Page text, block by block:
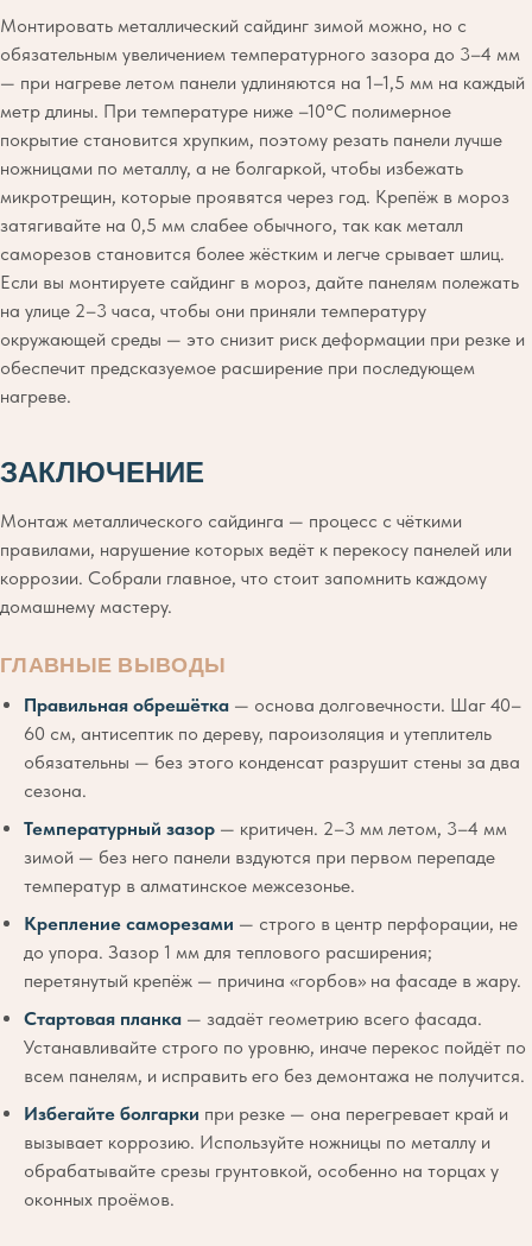
Монтировать металлический сайдинг зимой можно, но с
обязательным увеличением температурного зазора до 3–4 мм
— при нагреве летом панели удлиняются на 1–1,5 мм на каждый
метр длины. При температуре ниже –10°C полимерное
покрытие становится хрупким, поэтому резать панели лучше
ножницами по металлу, а не болгаркой, чтобы избежать
микротрещин, которые проявятся через год. Крепёж в мороз
затягивайте на 0,5 мм слабее обычного, так как металл
саморезов становится более жёстким и легче срывает шлиц.
Если вы монтируете сайдинг в мороз, дайте панелям полежать
на улице 2–3 часа, чтобы они приняли температуру
окружающей среды — это снизит риск деформации при резке и
обеспечит предсказуемое расширение при последующем
нагреве.
ЗАКЛЮЧЕНИЕ
Монтаж металлического сайдинга — процесс с чёткими
правилами, нарушение которых ведёт к перекосу панелей или
коррозии. Собрали главное, что стоит запомнить каждому
домашнему мастеру.
ГЛАВНЫЕ ВЫВОДЫ
Правильная обрешётка — основа долговечности. Шаг 40–
60 см, антисептик по дереву, пароизоляция и утеплитель
обязательны — без этого конденсат разрушит стены за два
сезона.
Температурный зазор — критичен. 2–3 мм летом, 3–4 мм
зимой — без него панели вздуются при первом перепаде
температур в алматинское межсезонье.
Крепление саморезами — строго в центр перфорации, не
до упора. Зазор 1 мм для теплового расширения;
перетянутый крепёж — причина «горбов» на фасаде в жару.
Стартовая планка — задаёт геометрию всего фасада.
Устанавливайте строго по уровню, иначе перекос пойдёт по
всем панелям, и исправить его без демонтажа не получится.
Избегайте болгарки при резке — она перегревает край и
вызывает коррозию. Используйте ножницы по металлу и
обрабатывайте срезы грунтовкой, особенно на торцах у
оконных проёмов.